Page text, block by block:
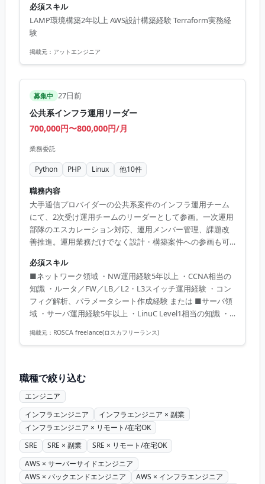
び非機能要件の定義。 ・開発エンジニアとの連携によるコ
ードレビュー。 ■開発環境 Linux, AWS, Apache, MySQL,
Terraform, Ansible, Itamae
必須スキル
LAMP環境構築2年以上 AWS設計構築経験 Terraform実務経
験
掲載元： アットエンジニア
募集中 27日前
公共系インフラ運用リーダー
700,000円〜800,000円/月
業務委託
Python PHP Linux 他10件
職務内容
大手通信プロバイダーの公共系案件のインフラ運用チーム
にて、2次受け運用チームのリーダーとして参画。一次運用
部隊のエスカレーション対応、運用メンバー管理、課題改
善推進。運用業務だけでなく設計・構築案件への参画も可
必須スキル
■ネットワーク領域 ・NW運用経験5年以上 ・CCNA相当の
知識 ・ルータ／FW／LB／L2・L3スイッチ運用経験 ・コン
フィグ解析、パラメータシート作成経験 または ■サーバ領
域 ・サーバ運用経験5年以上 ・LinuC Level1相当の知識 ・
設定調査およびドキュメント作成経験 ■共通 ・Word／
理経験
掲載元： ROSCA freelance(ロスカフリーランス)
職種で絞り込む
エンジニア
インフラエンジニア
インフラエンジニア × 副業
インフラエンジニア × リモート/在宅OK
SRE
SRE × 副業
SRE × リモート/在宅OK
AWS × サーバーサイドエンジニア
AWS × バックエンドエンジニア
AWS × インフラエンジニア